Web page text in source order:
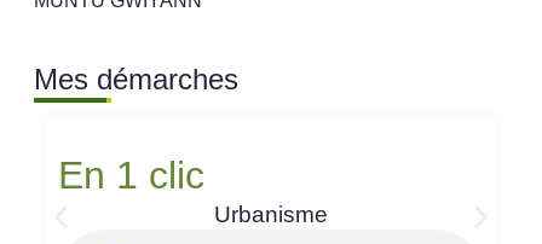
Mes démarches
En 1 clic
Urbanisme